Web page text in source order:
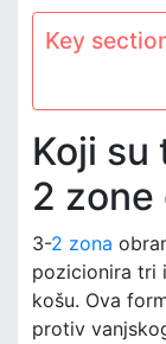
Key
Koji
2 zone
3-2 zona
pozicionira tri
košu. Ova
protiv